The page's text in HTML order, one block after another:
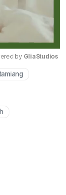
Mute
by GliaStudios